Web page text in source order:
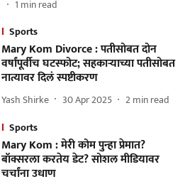
1 min read
Sports
Mary Kom Divorce : पतीसोबत दोन
वर्षांपूर्वीच घटस्फोट; सहकाऱ्याच्या पतीसोबत
नात्यावर दिलं स्पष्टीकरण
Yash Shirke 30 Apr 2025 2min read
Sports
Mary Kom : मेरी कोम पुन्हा प्रेमात?
बॉक्सरला करतेय डेट? सोशल मीडियावर
चर्चांना उधाण